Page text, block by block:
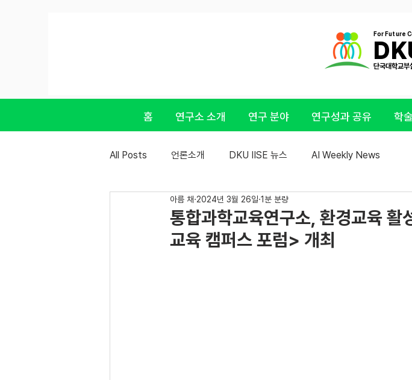
단국대학교부
For Future
홈 연구소 소개 연구 분야 연구성과 공유 학
All Posts 언론소개 DKU IISE 뉴스 AI Weekly News
통합과학교육연구소, 환경교육 활
교육 캠퍼스 포럼> 개최
아름 채 2024년 3월 26일 1분 분량